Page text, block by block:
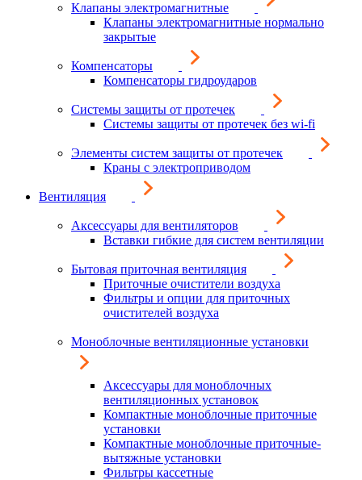
Клапаны электромагнитные
Клапаны электромагнитные нормально
закрытые
Компенсаторы
Компенсаторы гидроударов
Системы защиты от протечек
Системы защиты от протечек без wi-fi
Элементы систем защиты от протечек
Краны с электроприводом
Вентиляция
Аксессуары для вентиляторов
Вставки гибкие для систем вентиляции
Бытовая приточная вентиляция
Приточные очистители воздуха
Фильтры и опции для приточных
очистителей воздуха
Моноблочные вентиляционные установки
Аксессуары для моноблочных
вентиляционных установок
Компактные моноблочные приточные
установки
Компактные моноблочные приточные-
вытяжные установки
Фильтры кассетные